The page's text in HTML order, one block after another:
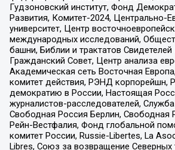
Гудзоновский институт, Фонд
Развития, Комитет-2024, Центрально-
университет, Центр
международных исследований,
башни, Библии и трактатов
Гражданский Совет, Центр анализа
Академическая сеть Восточная
комитет действия, РЭНД корпорейшн,
демократию в России, Настоящая
журналистов-расследователей,
Свободная Россия Берлин, Свободная
Рейн-Вестфалия, Фонд глобальной
комитет России, Russie-Libertes, La
Libres, Союз за возвращение Северных